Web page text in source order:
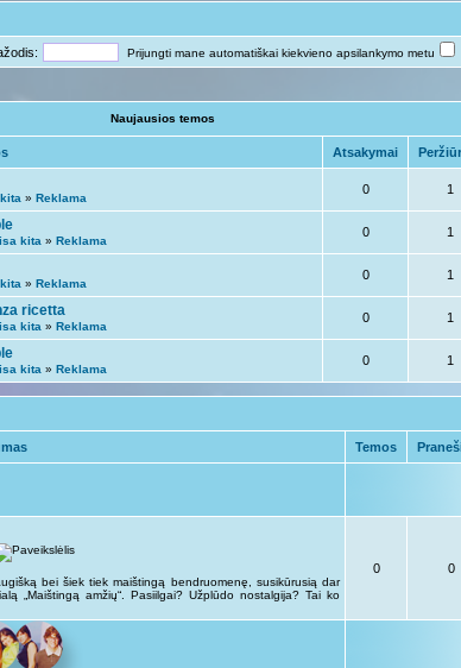
Prijungti mane automatiškai kiekvieno apsilankymo metu
Naujausios temos
Atsakymai
» Reklama
0 1
kita » Reklama
0 1
» Reklama
0 1
ricetta
kita » Reklama
0 1
kita » Reklama
0 1
Temos
bei šiek tiek maištingą bendruomenę, susikūrusią dar
„Maištingą amžių“. Pasiilgai? Užplūdo nostalgija? Tai ko
0 0